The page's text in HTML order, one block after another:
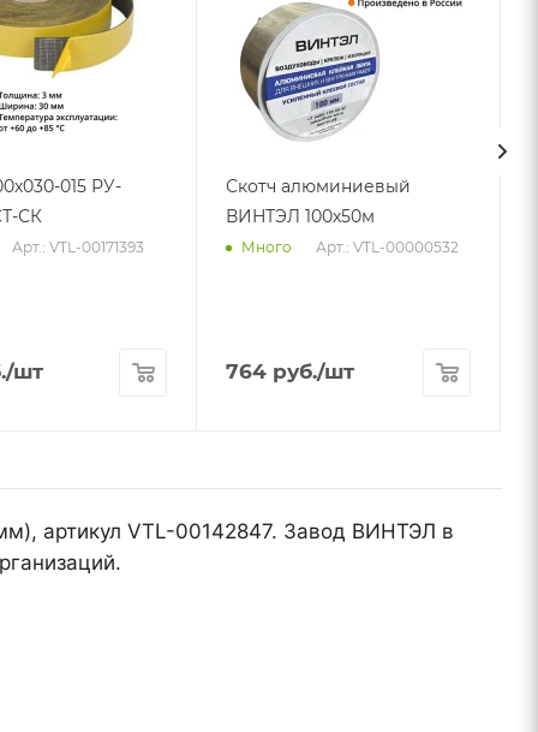
015 РУ-
СК
Арт.: VTL-00171393
/шт
Скотч алюминиевый
ВИНТЭЛ 100х50м
Много Арт.: VTL-00000532
764 руб./шт
артикул VTL-00142847. Завод ВИНТЭЛ в